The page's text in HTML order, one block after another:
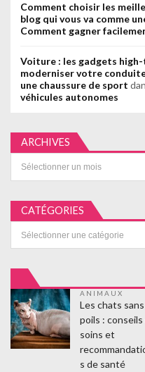
Comment choisir les
blog qui vous va comme
Comment gagner
Voiture : les gadgets
moderniser votre
une chaussure de sport
véhicules autonomes
ARCHIVES
CATÉGORIES
ANIMAUX
Les chats sans
poils : conseils
soins et
s de santé